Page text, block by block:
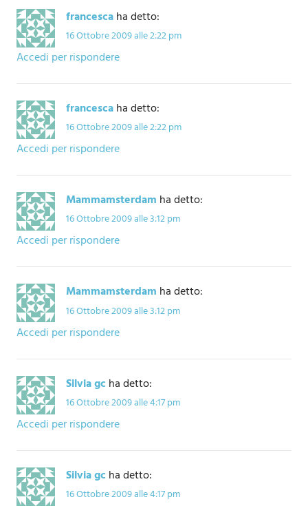
francescaha detto:
16 Ottobre 2009 alle 2:22 pm
Accedi per rispondere
francescaha detto:
16 Ottobre 2009 alle 2:22 pm
Accedi per rispondere
Mammamsterdam ha detto:
16 Ottobre 2009 alle 3:12 pm
Accedi per rispondere
Mammamsterdam ha detto:
16 Ottobre 2009 alle 3:12 pm
Accedi per rispondere
Silvia gc ha detto:
16 Ottobre 2009 alle 4:17 pm
Accedi per rispondere
Silvia gc ha detto:
16 Ottobre 2009 alle 4:17 pm